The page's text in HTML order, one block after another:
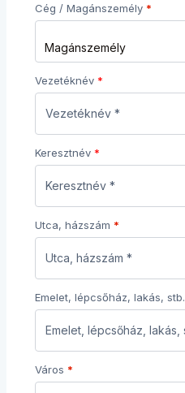
Cég / Magánszemély *
Vezetéknév
Keresztnév
Utca, házszám *
Emelet, lépcsőház, lakás, stb.
Város *